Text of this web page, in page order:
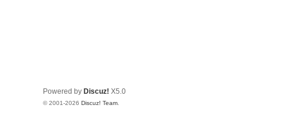
Powered by Discuz! X5.0
© 2001-2026 Discuz! Team